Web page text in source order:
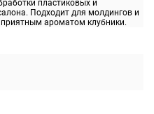
пластиковых и
Подходит для молдингов и
ароматом клубники.